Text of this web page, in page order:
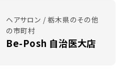
ヘアサロン / 栃木県のその他
の市町村
Be-Posh 自治医大店